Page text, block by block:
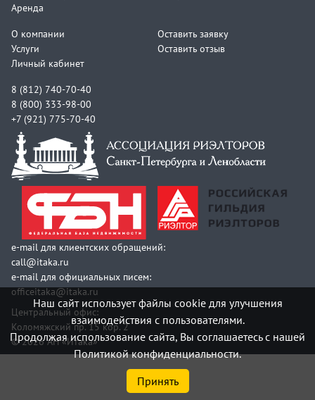
Аренда
О компании
Услуги
Личный кабинет
Оставить заявку
Оставить отзыв
8 (812) 740-70-40
8 (800) 333-98-00
+7 (921) 775-70-40
e-mail для клиентских обращений:
call@itaka.ru
e-mail для официальных писем:
officeitaka@itaka.ru
Центральный офис:
Коломяжский пр. 15 кор. 2
© 2026 АН «Итака»
Наш сайт использует файлы cookie для улучшения
взаимодействия с пользователями.
Продолжая использование сайта, Вы соглашаетесь с нашей
Политикой конфиденциальности.
Принять